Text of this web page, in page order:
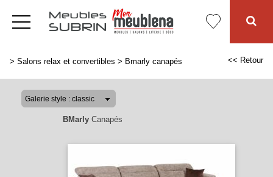
> Salons relax et convertibles > Bmarly canapés << Retour
BMarlyCanapés